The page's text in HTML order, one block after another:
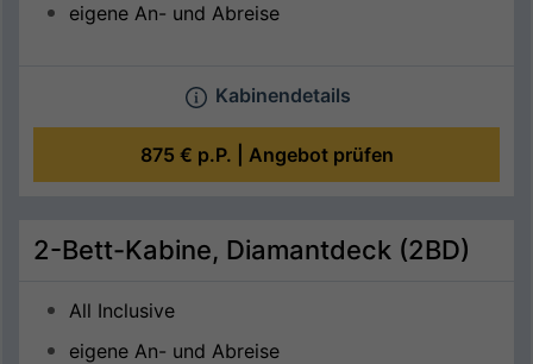
eigene An- und Abreise
Kabinendetails
875 € p.P. | Angebot prüfen
2-Bett-Kabine, Diamantdeck (2BD)
All Inclusive
eigene An- und Abreise